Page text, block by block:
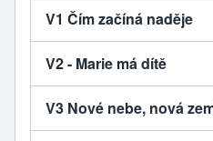
V1 Čím začíná naděje
V2 - Marie má dítě
V3 Nové nebe, nová